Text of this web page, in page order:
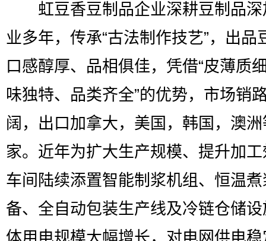
虹豆香豆制品企业深耕豆制品深
业多年，传承“古法制作技艺”，出品
口感醇厚、品相俱佳，凭借“皮薄质
味独特、品类齐全”的优势，市场销
阔，出口加拿大，美国，韩国，澳
家。近年为扩大生产规模、提升加
车间陆续添置智能制浆机组、恒温
备、全自动包装生产线及冷链仓储
体用电规模大幅增长，对电网供电